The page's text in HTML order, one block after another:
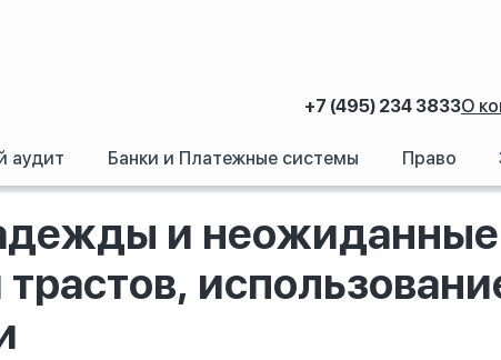
+7 (495) 234 3833О
аудит Банки и Платежные системы Право
надежды и неожиданные разочарования: Трасты, регистрация
и неожиданные